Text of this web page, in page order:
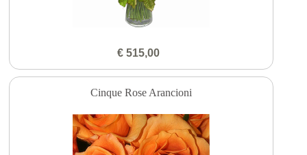
€ 515,00
Cinque Rose Arancioni